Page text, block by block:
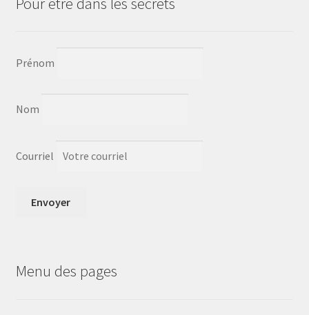
Sample Page
Sculpture
unisexe
Prénom
Nom
Courriel
Menu des pages